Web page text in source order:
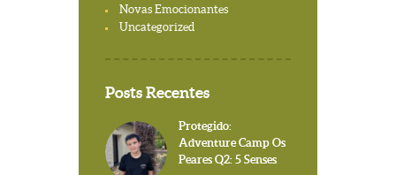
Novas Emocionantes
Uncategorized
Posts Recentes
Protegido:
Adventure Camp Os
Peares Q2: 5 Senses